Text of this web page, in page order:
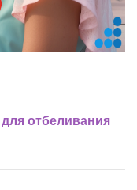
отбеливания